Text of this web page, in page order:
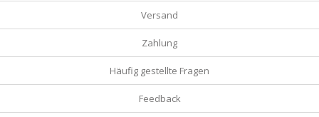
Versand
Zahlung
Häufig gestellte Fragen
Feedback